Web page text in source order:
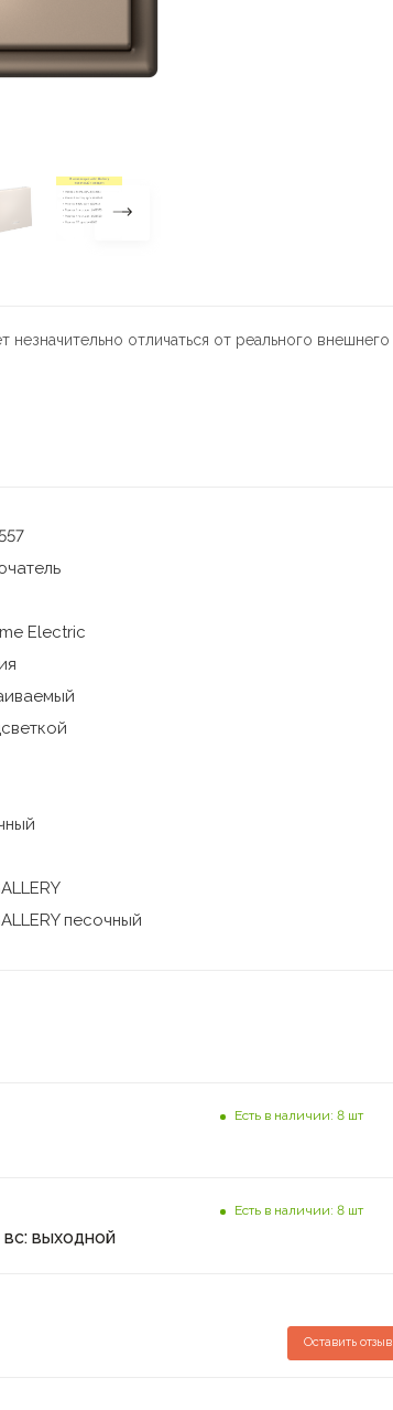
отличаться от реального внешнего
Electric
песочный
Есть в наличии: 8 шт
выходной
Есть в наличии: 8 шт
Оставить отзыв